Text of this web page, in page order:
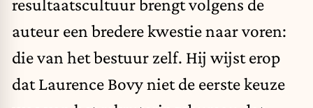
resultaatscultuur brengt volgens de
auteur een bredere kwestie naar voren:
die van het bestuur zelf. Hij wijst erop
dat Laurence Bovy niet de eerste keuze